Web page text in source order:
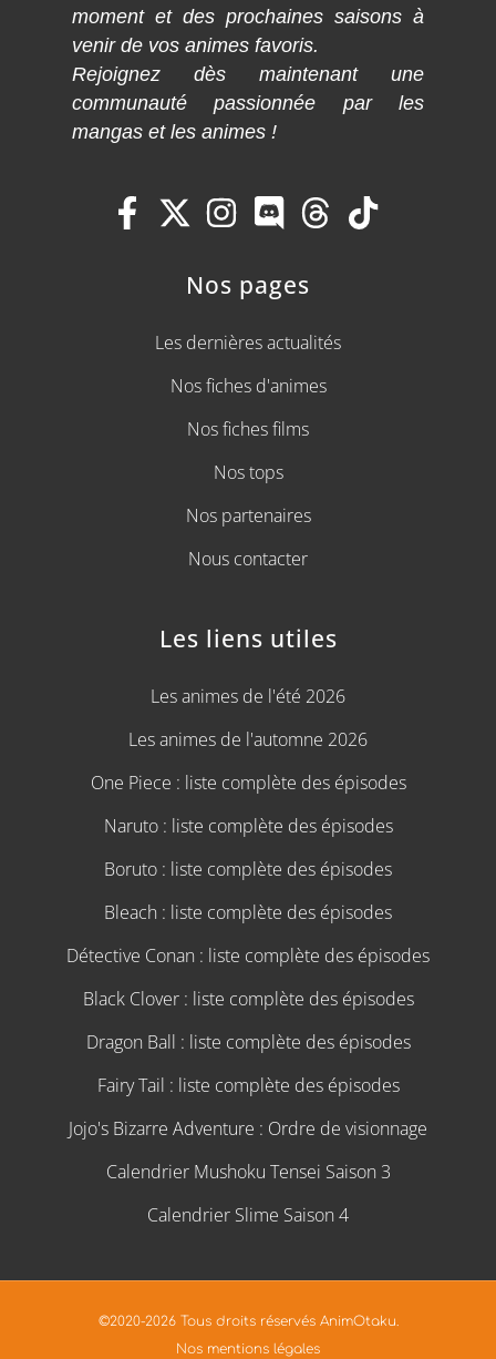
moment et des prochaines saisons à
venir de vos animes favoris.
Rejoignez dès maintenant une
communauté passionnée par les
mangas et les animes !
Nos pages
Les dernières actualités
Nos fiches d'animes
Nos fiches films
Nos tops
Nos partenaires
Nous contacter
Les liens utiles
Les animes de l'été 2026
Les animes de l'automne 2026
One Piece : liste complète des épisodes
Naruto : liste complète des épisodes
Boruto : liste complète des épisodes
Bleach : liste complète des épisodes
Détective Conan : liste complète des épisodes
Black Clover : liste complète des épisodes
Dragon Ball : liste complète des épisodes
Fairy Tail : liste complète des épisodes
Jojo's Bizarre Adventure : Ordre de visionnage
Calendrier Mushoku Tensei Saison 3
Calendrier Slime Saison 4
©2020-2026 Tous droits réservés AnimOtaku.
Nos mentions légales